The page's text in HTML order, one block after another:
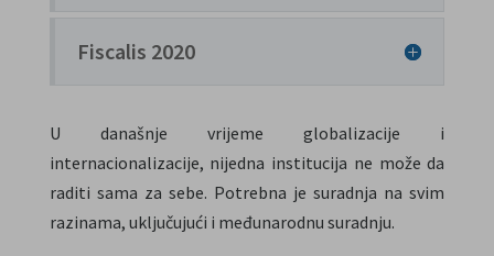
Fiscalis 2020
U današnje vrijeme globalizacije i
internacionalizacije, nijedna institucija ne može da
raditi sama za sebe. Potrebna je suradnja na svim
razinama, uključujući i međunarodnu suradnju.